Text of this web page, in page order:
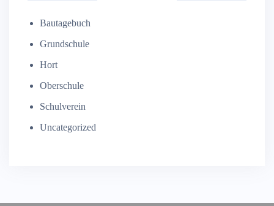
Bautagebuch
Grundschule
Hort
Oberschule
Schulverein
Uncategorized